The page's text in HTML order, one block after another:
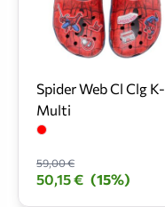
Spider Web Cl Clg K-
Multi
59,00 €
50,15 € (15%)